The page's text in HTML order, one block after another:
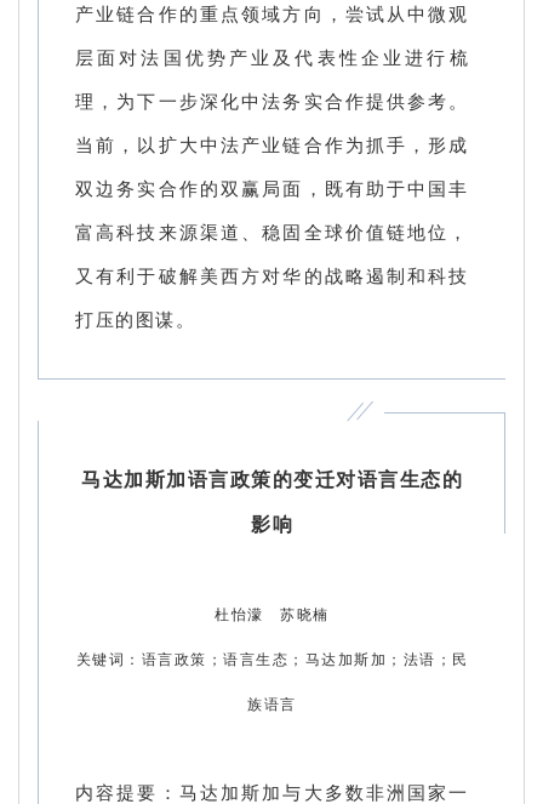
产业链合作的重点领域方向，尝试从中微观
层面对法国优势产业及代表性企业进行梳
理，为下一步深化中法务实合作提供参考。
当前，以扩大中法产业链合作为抓手，形成
双边务实合作的双赢局面，既有助于中国丰
富高科技来源渠道、稳固全球价值链地位，
又有利于破解美西方对华的战略遏制和科技
打压的图谋。
马达加斯加语言政策的变迁对语言生态的
影响
杜怡濛 苏晓楠
关键词：语言政策；语言生态；马达加斯加；法语；民
族语言
内容提要：马达加斯加与大多数非洲国家一